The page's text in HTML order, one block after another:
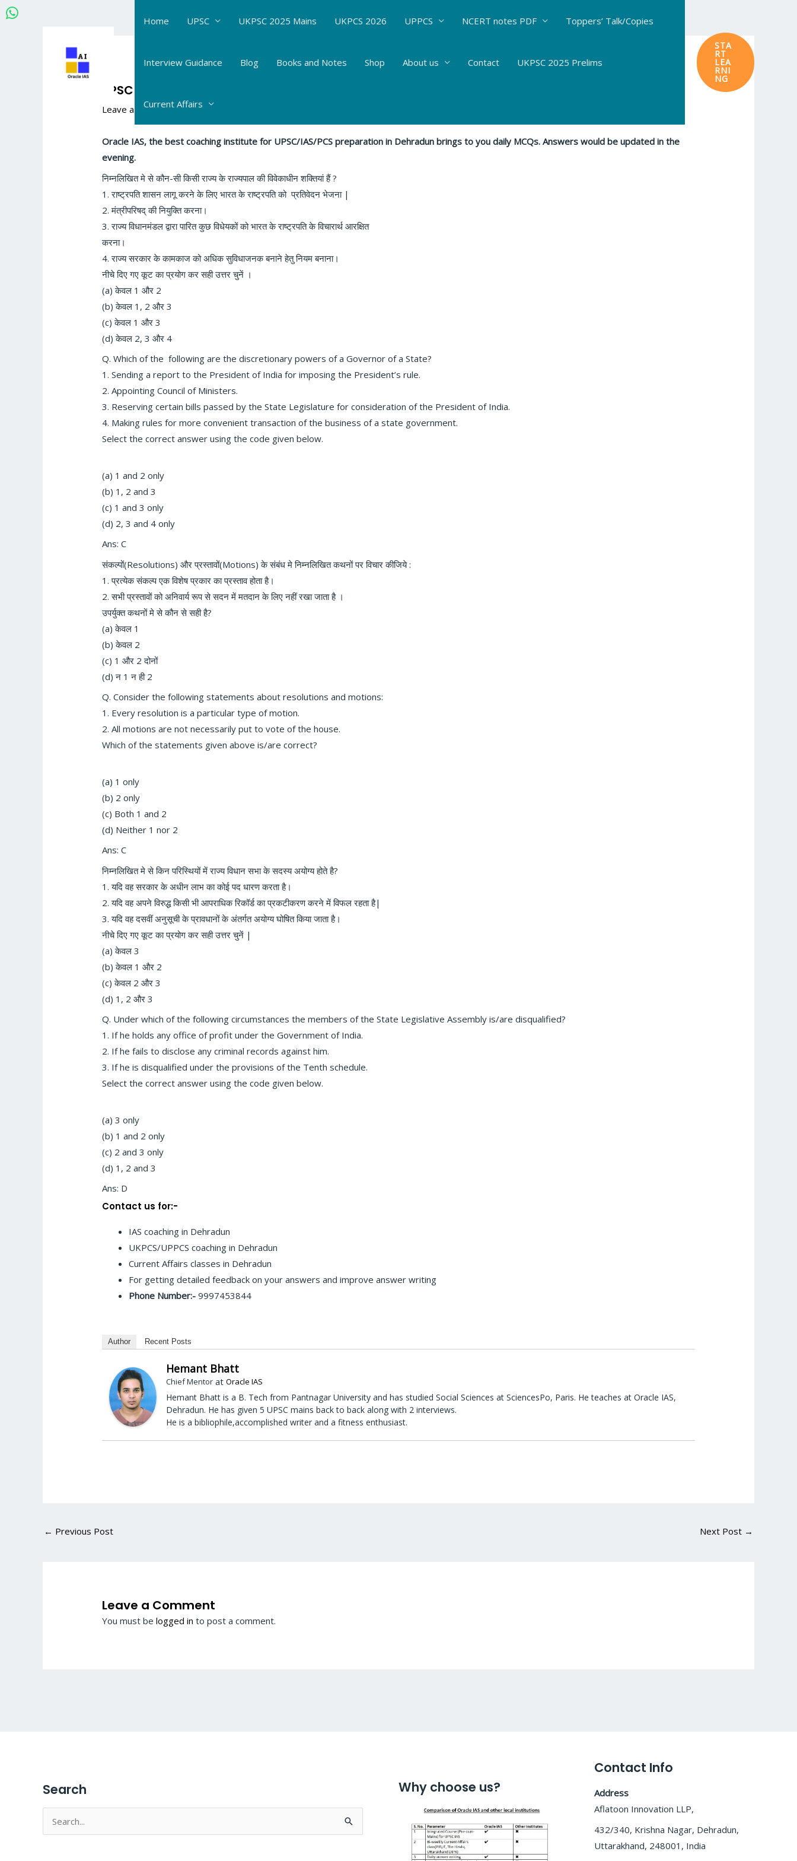
Skip
to
Home UPSC UKPSC 2025 Mains UKPCS 2026 UPPCS NCERT notes PDF Toppers’ Talk/Copies
Interview Guidance Blog Books and Notes Shop About us Contact UKPSC 2025 Prelims
Current Affairs
STA
RT
LEA
RNI
NG
UPSC GS Daily MCQs: 17.09.2018
Leave a Comment /UPSC GS Daily MCQs - level 1
Oracle IAS, the best coaching institute for UPSC/IAS/PCS preparation in Dehradun brings to you daily MCQs. Answers would be updated in the
evening.
निम्नलिखित मे से कौन-सी किसी राज्य के राज्यपाल की विवेकाधीन शक्तियां हैं ?
1. राष्ट्रपति शासन लागू करने के लिए भारत के राष्ट्रपति को प्रतिवेदन भेजना |
2. मंत्रीपरिषद् की नियुक्ति करना।
3. राज्य विधानमंडल द्वारा पारित कुछ विधेयकों को भारत के राष्ट्रपति के विचारार्थ आरक्षित
करना।
4. राज्य सरकार के कामकाज को अधिक सुविधाजनक बनाने हेतु नियम बनाना।
नीचे दिए गए कूट का प्रयोग कर सही उत्तर चुनें ।
(a) केवल 1 और 2
(b) केवल 1, 2 और 3
(c) केवल 1 और 3
(d) केवल 2, 3 और 4
Q. Which of the following are the discretionary powers of a Governor of a State?
1. Sending a report to the President of India for imposing the President’s rule.
2. Appointing Council of Ministers.
3. Reserving certain bills passed by the State Legislature for consideration of the President of India.
4. Making rules for more convenient transaction of the business of a state government.
Select the correct answer using the code given below.
(a) 1 and 2 only
(b) 1, 2 and 3
(c) 1 and 3 only
(d) 2, 3 and 4 only
Ans: C
संकल्पों(Resolutions) और प्रस्तावों(Motions) के संबंध मे निम्नलिखित कथनों पर विचार कीजिये :
1. प्रत्येक संकल्प एक विशेष प्रकार का प्रस्ताव होता है।
2. सभी प्रस्तावों को अनिवार्य रूप से सदन में मतदान के लिए नहीं रखा जाता है ।
उपर्युक्त कथनों मे से कौन से सही है?
(a) केवल 1
(b) केवल 2
(c) 1 और 2 दोनों
(d) न 1 न ही 2
Q.Consider the following statements about resolutions and motions:
1. Every resolution is a particular type of motion.
2. All motions are not necessarily put to vote of the house.
Which of the statements given above is/are correct?
(a) 1 only
(b) 2 only
(c) Both 1 and 2
(d) Neither 1 nor 2
Ans: C
निम्नलिखित मे से किन परिस्थियों में राज्य विधान सभा के सदस्य अयोग्य होते है?
1. यदि वह सरकार के अधीन लाभ का कोई पद धारण करता है।
2. यदि वह अपने विरुद्ध किसी भी आपराधिक रिकॉर्ड का प्रकटीकरण करने में विफल रहता है|
3. यदि वह दसवीं अनुसूची के प्रावधानों के अंतर्गत अयोग्य घोषित किया जाता है।
नीचे दिए गए कूट का प्रयोग कर सही उत्तर चुनें |
(a) केवल 3
(b) केवल 1 और 2
(c) केवल 2 और 3
(d) 1, 2 और 3
Q. Under which of the following circumstances the members of the State Legislative Assembly is/are disqualified?
1. If he holds any office of profit under the Government of India.
2. If he fails to disclose any criminal records against him.
3. If he is disqualified under the provisions of the Tenth schedule.
Select the correct answer using the code given below.
(a) 3 only
(b) 1 and 2 only
(c) 2 and 3 only
(d) 1, 2 and 3
Ans: D
Contact us for:-
IAS coaching in Dehradun
UKPCS/UPPCS coaching in Dehradun
Current Affairs classes in Dehradun
For getting detailed feedback on your answers and improve answer writing
Phone Number:- 9997453844
Author Recent Posts
Hemant Bhatt
Chief Mentor atOracle IAS
Hemant Bhatt is a B. Tech from Pantnagar University and has studied Social Sciences at SciencesPo, Paris. He teaches at Oracle IAS,
Dehradun. He has given 5 UPSC mains back to back along with 2 interviews.
He is a bibliophile,accomplished writer and a fitness enthusiast.
navigation
← Previous Post Next Post →
Leave a Comment
You must belogged in to post a comment.
Search
Search
for:
Why choose us?
Contact Info
Address
Aflatoon Innovation LLP,
432/340, Krishna Nagar, Dehradun,
Uttarakhand, 248001, India